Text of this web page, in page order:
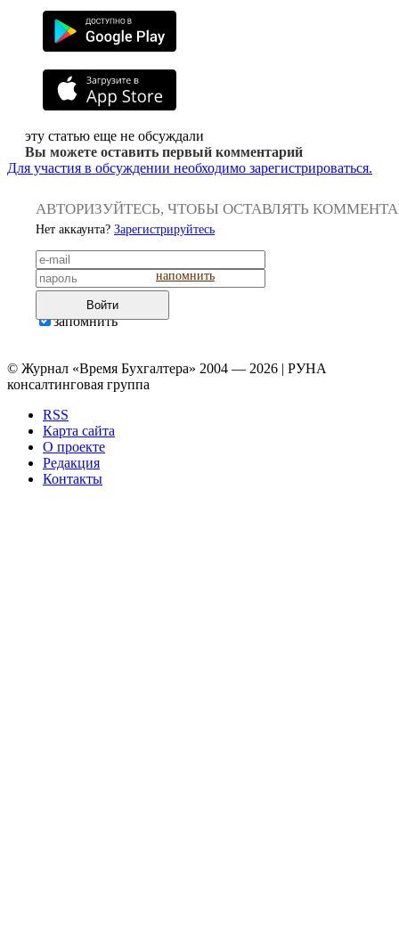
эту статью еще не обсуждали
Вы можете оставить первый комментарий
Для участия в обсуждении необходимо зарегистрироваться.
АВТОРИЗУЙТЕСЬ, ЧТОБЫ ОСТАВЛЯТЬ
Нет аккаунта? Зарегистрируйтесь
напомнить
Войти
запомнить
© Журнал «Время Бухгалтера» 2004 — 2026 | РУНА
консалтинговая группа
RSS
Карта сайта
О проекте
Редакция
Контакты